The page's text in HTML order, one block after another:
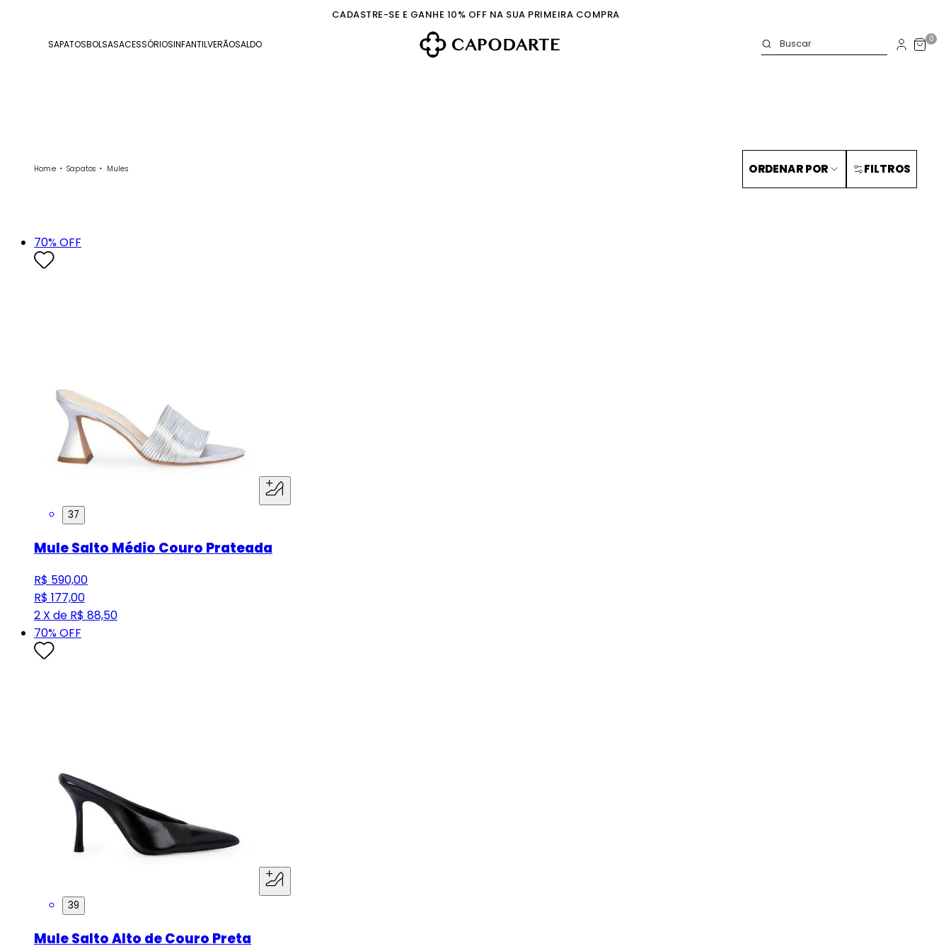
CADASTRE-SE E GANHE 10% OFF NA SUA PRIMEIRA COMPRA
SAPATOSBOLSASACESSÓRIOSINFANTILVERÃOSALDO 0
Home Sapatos Mules FILTROS
ORDENAR POR
70% OFF
37
Mule Salto Médio Couro Prateada
R$ 590,00
R$ 177,00
2 X de R$ 88,50
70% OFF
39
Mule Salto Alto de Couro Preta